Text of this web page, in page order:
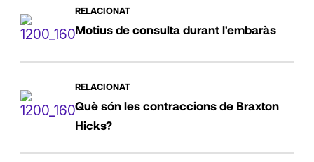
RELACIONAT
Motius de consulta durant l'embaràs
RELACIONAT
Què són les contraccions de Braxton
Hicks?